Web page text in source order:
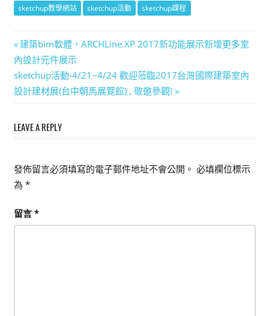
sketchup教學網站 sketchup活動 sketchup課程
文
章
導
Previous
Post:
建築bim軟體，ARCHLine.XP 2017新功能展示新增更多室
內設計元件展示
Next
Post:
sketchup活動-4/21~4/24 歡迎蒞臨2017台灣國際建築室內
設計建材展(台中朝馬展覽館) , 敬邀參觀!
LEAVE A REPLY
發佈留言必須填寫的電子郵件地址不會公開。 必填欄位標示
為 *
留言 *